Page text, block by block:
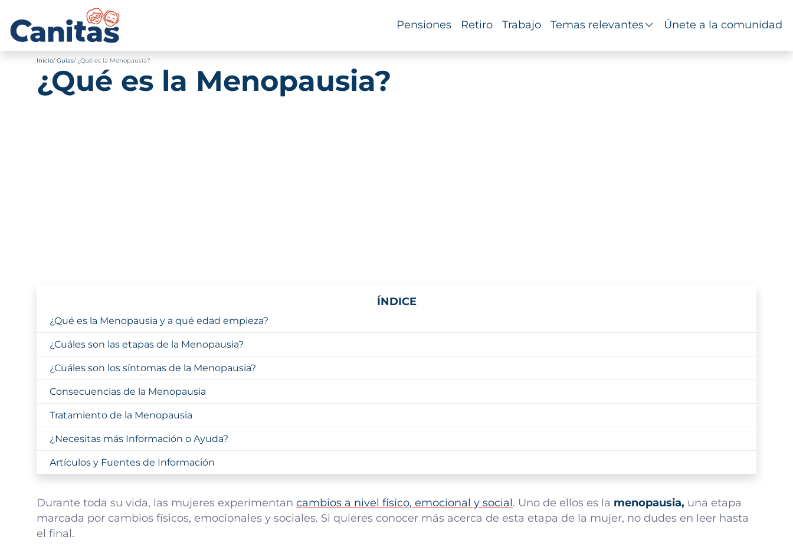
Pensiones Retiro Trabajo Temas relevantes Únete a la comunidad
Inicio Guías ¿Qué es la Menopausia?
¿Qué es la Menopausia?
ÍNDICE
¿Qué es la Menopausia y a qué edad empieza?
¿Cuáles son las etapas de la Menopausia?
¿Cuáles son los síntomas de la Menopausia?
Consecuencias de la Menopausia
Tratamiento de la Menopausia
¿Necesitas más Información o Ayuda?
Artículos y Fuentes de Información
Durante toda su vida, las mujeres experimentan cambios a nivel físico, emocional y social. Uno de ellos es la menopausia, una etapa
marcada por cambios físicos, emocionales y sociales. Si quieres conocer más acerca de esta etapa de la mujer, no dudes en leer hasta
el final.